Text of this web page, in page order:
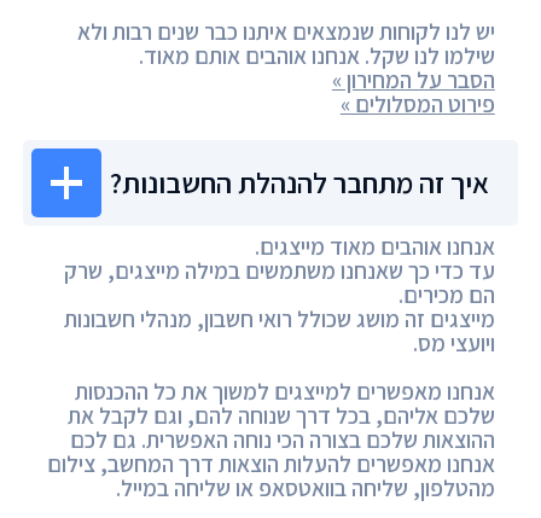
יש לנו לקוחות שנמצאים איתנו כבר שנים רבות ולא
שילמו לנו שקל. אנחנו אוהבים אותם מאוד.
הסבר על המחירון »
פירוט המסלולים »
איך זה מתחבר להנהלת החשבונות?
אנחנו אוהבים מאוד מייצגים.
עד כדי כך שאנחנו משתמשים במילה מייצגים, שרק
הם מכירים.
מייצגים זה מושג שכולל רואי חשבון, מנהלי חשבונות
ויועצי מס.
אנחנו מאפשרים למייצגים למשוך את כל ההכנסות
שלכם אליהם, בכל דרך שנוחה להם, וגם לקבל את
ההוצאות שלכם בצורה הכי נוחה האפשרית. גם לכם
אנחנו מאפשרים להעלות הוצאות דרך המחשב, צילום
מהטלפון, שליחה בוואטסאפ או שליחה במייל.